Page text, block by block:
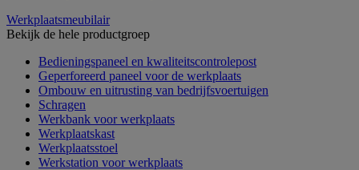
Werkplaatsmeubilair
Bekijk de hele productgroep
Bedieningspaneel en kwaliteitscontrolepost
Geperforeerd paneel voor de werkplaats
Ombouw en uitrusting van bedrijfsvoertuigen
Schragen
Werkbank voor werkplaats
Werkplaatskast
Werkplaatsstoel
Werkstation voor werkplaats